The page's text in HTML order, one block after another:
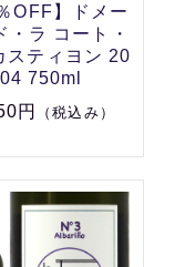
OFF】ドメー
・ラ コート・
スティヨン 20
04 750ml
円
（税込み）